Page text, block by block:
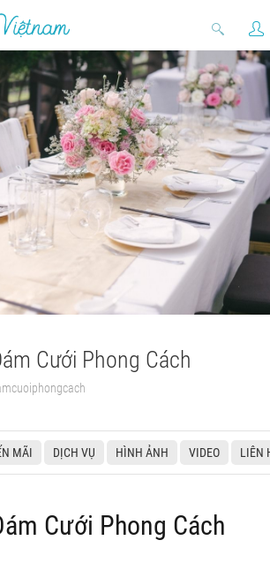
Cưới Phong Cách
MÃI DỊCH VỤ HÌNH ẢNH VIDEO LIÊN
Cưới Phong Cách